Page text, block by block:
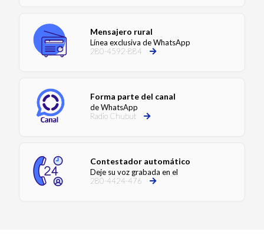
Mensajero rural
Línea exclusiva de WhatsApp
280-4592-884
Forma parte del canal
de WhatsApp
Radio Chubut
Contestador automático
Deje su voz grabada en el
280-4424-476